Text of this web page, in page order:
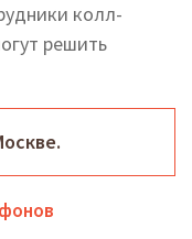
колл-
решить